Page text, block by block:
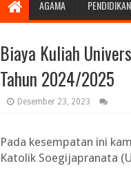
AGAMA PENDIDIKAN
Biaya Kuliah
Tahun 2024/2025
Desember 23, 2023
Pada kesempatan ini
Katolik Soegijapranata